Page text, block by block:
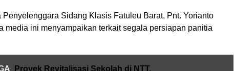
Penyelenggara Sidang Klasis Fatuleu Barat, Pnt. Yorianto
media ini menyampaikan terkait segala persiapan panitia
Proyek Revitalisasi Sekolah di NTT,